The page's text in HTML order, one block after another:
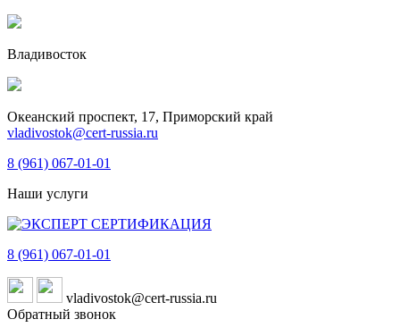
Владивосток
Океанский проспект, 17, Приморский край
vladivostok@cert-russia.ru
8 (961) 067-01-01
Наши услуги
8 (961) 067-01-01
vladivostok@cert-russia.ru
Обратный звонок